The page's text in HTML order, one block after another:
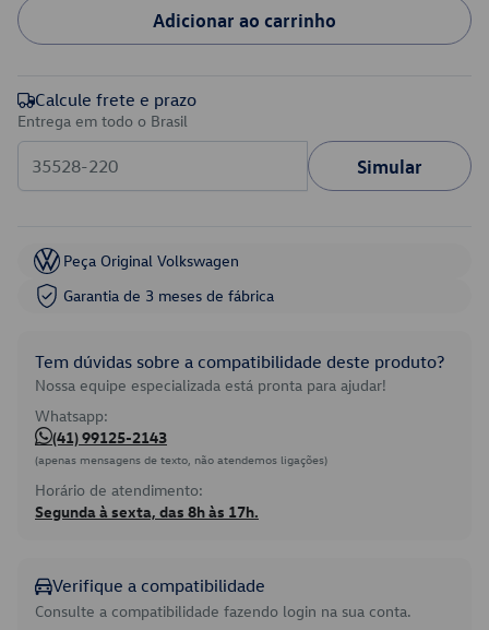
Adicionar ao carrinho
Calcule frete e prazo
Entrega em todo o Brasil
Simular
Peça Original Volkswagen
Garantia de 3 meses de fábrica
Tem dúvidas sobre a compatibilidade deste produto?
Nossa equipe especializada está pronta para ajudar!
Whatsapp:
(41) 99125-2143
(apenas mensagens de texto, não atendemos ligações)
Horário de atendimento:
Segunda à sexta, das 8h às 17h.
Verifique a compatibilidade
Consulte a compatibilidade fazendo login na sua conta.